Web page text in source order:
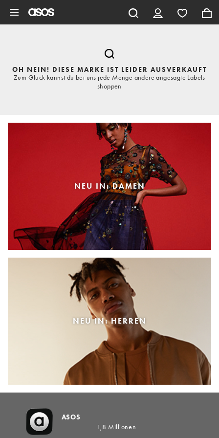
OH NEIN! DIESE MARKE IST LEIDER AUSVERKAUFT
Zum Glück kannst du bei uns jede Menge andere angesagte Labels
shoppen
NEU IN: DAMEN
NEU IN: HERREN
ASOS
1,8 Millionen